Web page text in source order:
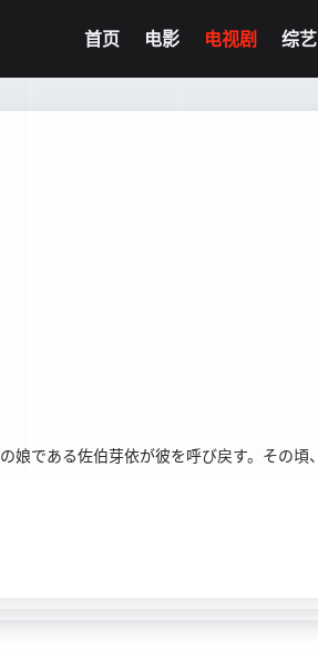
首页 电影 电视剧 综艺
である佐伯芽依が彼を呼び戻す。その頃、